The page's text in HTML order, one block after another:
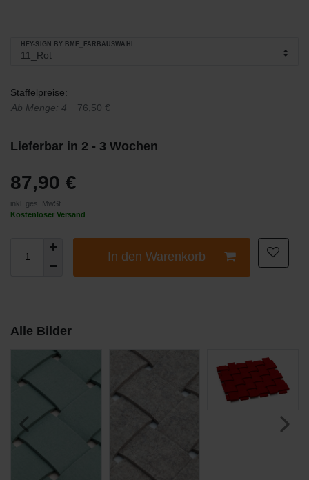
HEY-SIGN BY BMF_FARBAUSWAHL
Staffelpreise:
Ab Menge: 4
76,50 €
Lieferbar in 2 - 3 Wochen
87,90 €
inkl. ges. MwSt
Kostenloser Versand
In den Warenkorb
Alle Bilder